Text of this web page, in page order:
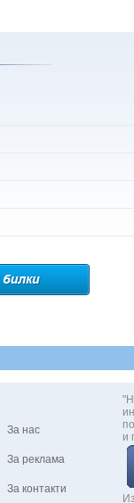
и
За нас
За реклама
За контакти